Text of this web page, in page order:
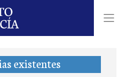
existentes